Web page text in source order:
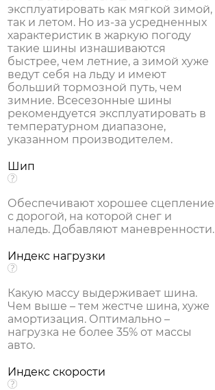
эксплуатировать как мягкой зимой,
так и летом. Но из-за усредненных
характеристик в жаркую погоду
такие шины изнашиваются
быстрее, чем летние, а зимой хуже
ведут себя на льду и имеют
больший тормозной путь, чем
зимние. Всесезонные шины
рекомендуется эксплуатировать в
температурном диапазоне,
указанном производителем.
Шип
Обеспечивают хорошее сцепление
с дорогой, на которой снег и
наледь. Добавляют маневренности.
Индекс нагрузки
Какую массу выдерживает шина.
Чем выше – тем жестче шина, хуже
амортизация. Оптимально –
нагрузка не более 35% от массы
авто.
Индекс скорости